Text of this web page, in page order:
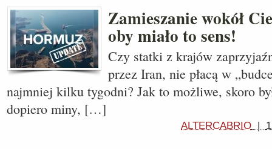
Zamieszanie wokół
oby miało to sens!
Czy statki z krajów
przez Iran, nie płacą w
najmniej kilku tygodni? Jak to możliwe, skoro
dopiero miny, […]
ALTERCABRIO |